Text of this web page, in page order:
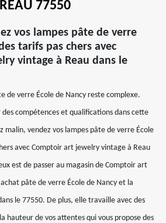
REAU 77550
vos lampes pâte de verre
tarifs pas chers avec
vintage à Reau dans le
de verre École de Nancy reste complexe.
compétences et qualifications dans cette
malin, vendez vos lampes pâte de verre École
avec Comptoir art jewelry vintage à Reau
est de passer au magasin de Comptoir art
pâte de verre École de Nancy et la
le 77550. De plus, elle travaille avec des
hauteur de vos attentes qui vous propose des